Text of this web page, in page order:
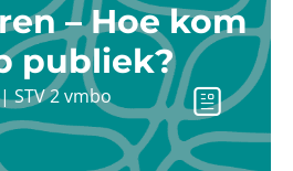
– Hoe kom
publiek?
|STV 2 vmbo